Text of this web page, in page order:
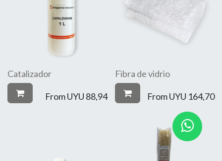
Catalizador
From UYU 88,94
Fibra de vidrio
FromUYU 164,70